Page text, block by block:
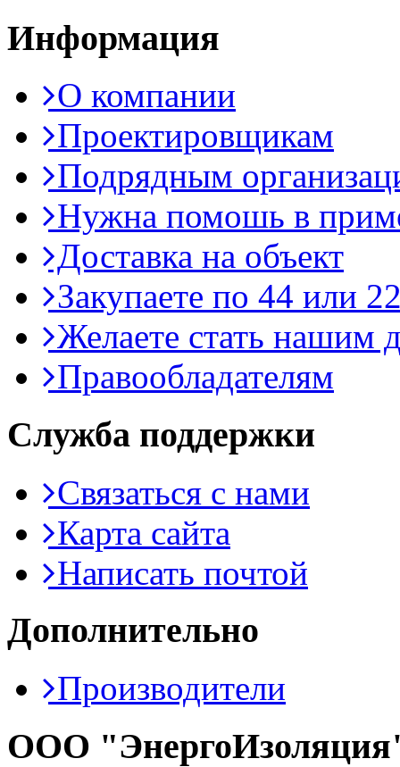
Информация
О компании
Проектировщикам
Подрядным
Нужна помошь в
Доставка на объект
Закупаете по 44 или
Желаете стать нашим
Правообладателям
Служба поддержки
Связаться с нами
Карта сайта
Написать почтой
Дополнительно
Производители
ООО